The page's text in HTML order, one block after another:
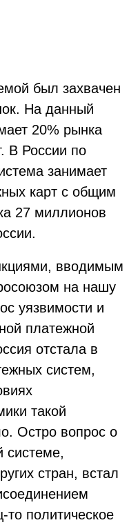
был захвачен
На данный
20% рынка
В России по
занимает
карт с общим
27 миллионов
вводимым
на нашу
уязвимости и
платежной
отстала в
систем,
такой
Остро вопрос о
системе,
стран, встал
политическое